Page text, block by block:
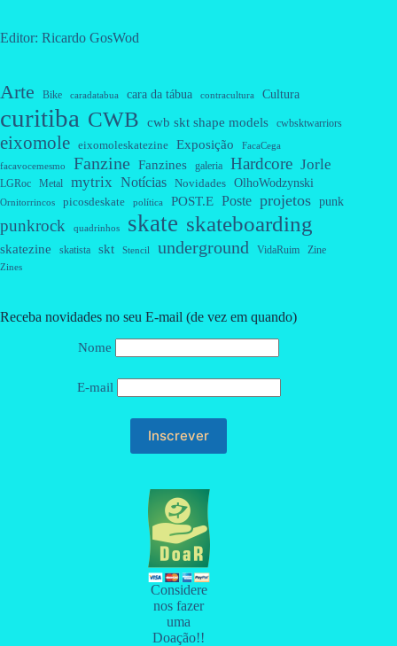
Editor: Ricardo GosWod
Arte Bike caradatabua cara da tábua contracultura Cultura
curitiba CWB cwb skt shape models cwbsktwarriors
eixomole eixomoleskatezine Exposição FacaCega
facavocemesmo Fanzine Fanzines galeria Hardcore Jorle
LGRoc Metal mytrix Notícias Novidades OlhoWodzynski
Ornitorrincos picosdeskate política POST.E Poste projetos punk
punkrock quadrinhos skate skateboarding
skatezine skatista skt Stencil underground VidaRuim Zine
Zines
Receba novidades no seu E-mail (de vez em quando)
Nome
E-mail
Considere
nos fazer
uma
Doação!!